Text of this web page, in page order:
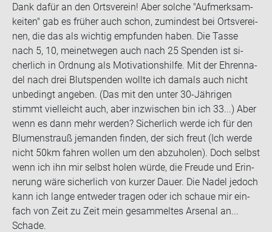
Dank dafür an den Orts­ver­ein! Aber sol­che "Auf­merk­sam­
kei­ten" gab es frü­her auch schon, zu­min­dest bei Orts­ver­ei­
nen, die das als wich­tig emp­fun­den haben. Die Tasse
nach 5, 10, mei­net­we­gen auch nach 25 Spen­den ist si­
cher­lich in Ord­nung als Mo­ti­va­ti­ons­hil­fe. Mit der Eh­ren­na­
del nach drei Blut­spen­den woll­te ich da­mals auch nicht
un­be­dingt an­ge­ben. (Das mit den unter 30-​Jährigen
stimmt viel­leicht auch, aber in­zwi­schen bin ich 33...) Aber
wenn es dann mehr wer­den? Si­cher­lich werde ich für den
Blu­men­strauß je­man­den fin­den, der sich freut (Ich werde
nicht 50km fah­ren wol­len um den ab­zu­ho­len). Doch selbst
wenn ich ihn mir selbst holen würde, die Freu­de und Er­in­
ne­rung wäre si­cher­lich von kur­zer Dauer. Die Nadel je­doch
kann ich lange ent­we­der tra­gen oder ich schaue mir ein­
fach von Zeit zu Zeit mein ge­sam­mel­tes Ar­se­nal an...
Scha­de.